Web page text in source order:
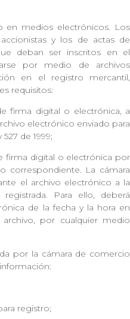
en medios electrónicos. Los
y los de actas de
deban ser inscritos en el
por medio de archivos
en el registro mercantil,
requisitos:
firma digital o electrónica, a
electrónico enviado para
de 1999;
firma digital o electrónica por
correspondiente. La cámara
el archivo electrónico a la
Para ello, deberá
de la fecha y la hora en
por cualquier medio
por la cámara de comercio
registro;